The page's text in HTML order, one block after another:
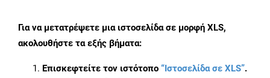
Για να μετατρέψετε μια ιστοσελίδα σε μορφή XLS,
ακολουθήστε τα εξής βήματα:
Επισκεφτείτε τον ιστότοπο “Ιστοσελίδα σε XLS”.